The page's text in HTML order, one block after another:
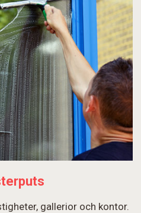
gallerior och kontor.